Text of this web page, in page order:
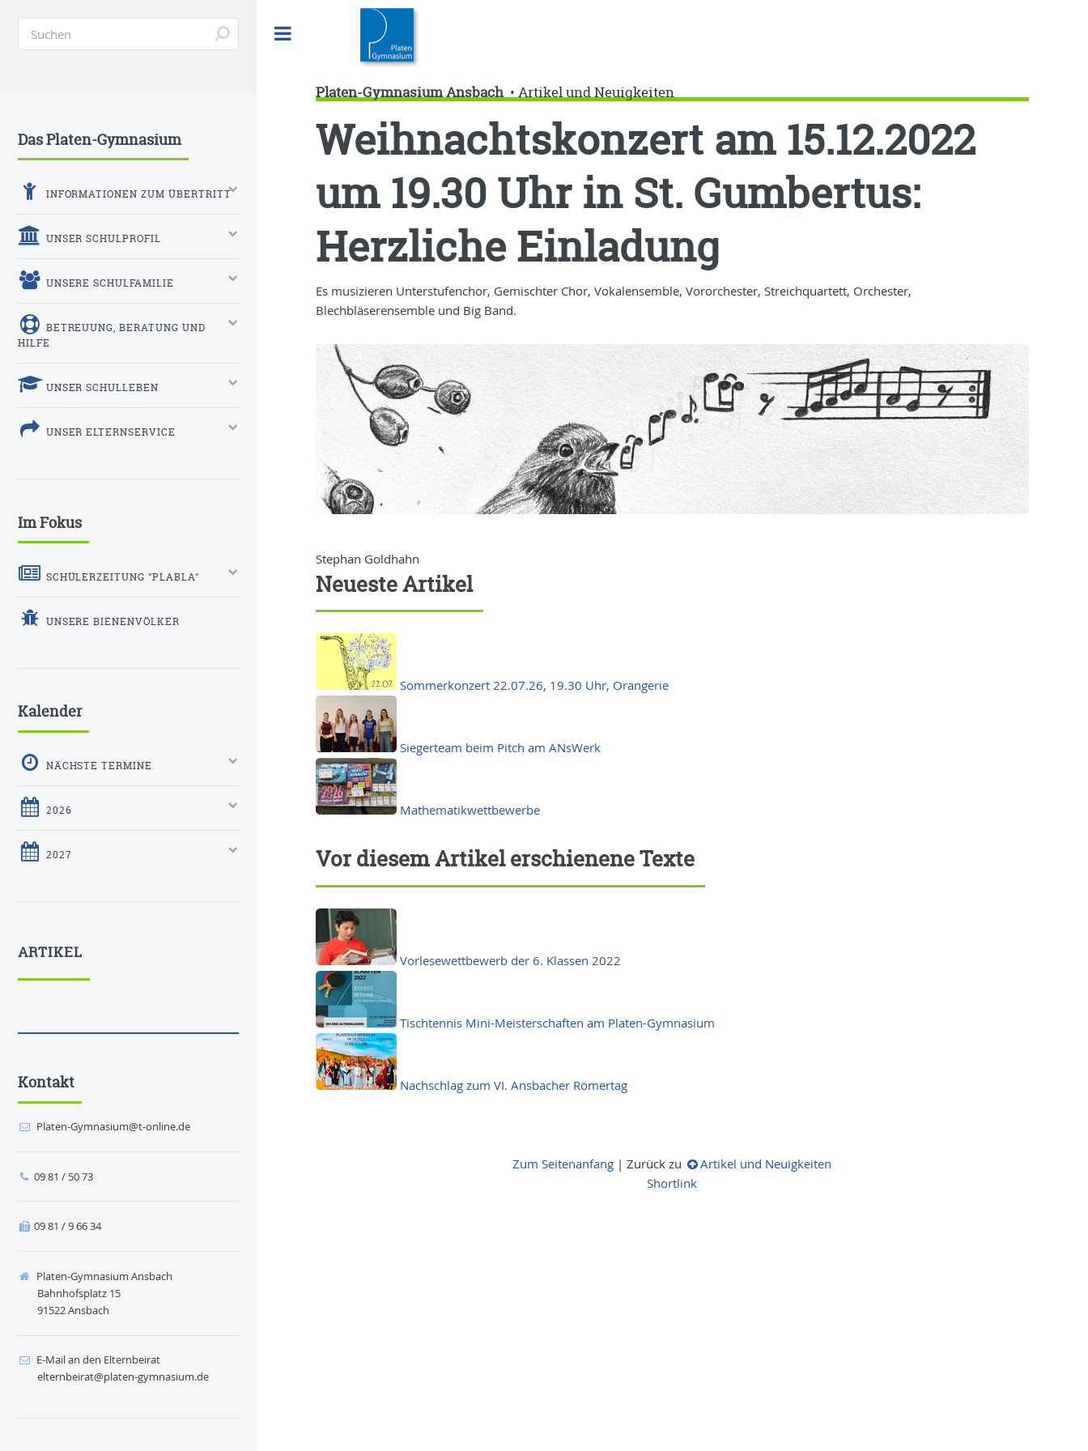
Platen-Gymnasium Ansbach • Artikel und Neuigkeiten
Weihnachtskonzert am 15.12.2022
um 19.30 Uhr in St. Gumbertus:
Herzliche Einladung
Es musizieren Unterstufenchor, Gemischter Chor, Vokalensemble, Vororchester, Streichquartett, Orchester,
Blechbläserensemble und Big Band.
Stephan Goldhahn
Neueste Artikel
Sommerkonzert 22.07.26, 19.30 Uhr, Orangerie
Siegerteam beim Pitch am ANsWerk
Mathematikwettbewerbe
Vor diesem Artikel erschienene Texte
Vorlesewettbewerb der 6. Klassen 2022
Tischtennis Mini-Meisterschaften am Platen-Gymnasium
Nachschlag zum VI. Ansbacher Römertag
Zum Seitenanfang | Zurück zu
Artikel und Neuigkeiten
Shortlink
Das Platen-Gymnasium
INFORMATIONEN ZUM ÜBERTRITT
UNSER SCHULPROFIL
UNSERE SCHULFAMILIE
BETREUUNG, BERATUNG UND
HILFE
UNSER SCHULLEBEN
UNSER ELTERNSERVICE
Im Fokus
SCHÜLERZEITUNG "PLABLA"
UNSERE BIENENVÖLKER
Kalender
NÄCHSTE TERMINE
2026
2027
ARTIKEL
Kontakt
ed.enilno-t@muisanmyG-netalP
09 81 / 50 73
09 81 / 9 66 34
Platen-Gymnasium Ansbach
Bahnhofsplatz 15
91522 Ansbach
E-Mail an den Elternbeirat
ed.muisanmyg-netalp@tariebnretle